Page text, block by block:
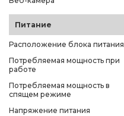
Питание
Расположение блока питания
Потребляемая мощность при
работе
Потребляемая мощность в
спящем режиме
Напряжение питания